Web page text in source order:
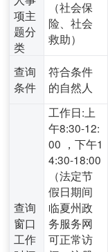
项主
题分
类
（社会保
险、社会
救助）
查询
条件
符合条件
的自然人
查询
窗口
工作
工作日:上
午8:30-12:
00 ，下午1
4:30-18:00
（法定节
假日期间
临夏州政
务服务网
可正常访